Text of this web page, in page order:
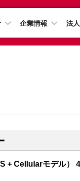
企業情報 法
+ Cellularモデル）